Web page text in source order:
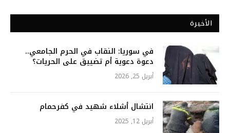
الأخيرة
في سوريا: النقاب في الحرم الجامعي..
دعوة دعوية أم تضييق على الحريات؟
أبريل 25, 2026
انتشال أشلاء شهيد في كفرحمام
أبريل 12, 2025